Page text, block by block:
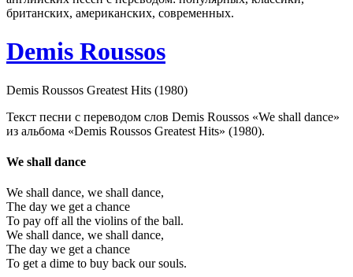
Demis Roussos
Demis Roussos Greatest Hits (1980)
Текст песни с переводом слов Demis Roussos «We shall dance»
из альбома «Demis Roussos Greatest Hits» (1980).
We shall dance
We shall dance, we shall dance,
The day we get a chance
To pay off all the violins of the ball.
We shall dance, we shall dance,
The day we get a chance
To get a dime to buy back our souls.